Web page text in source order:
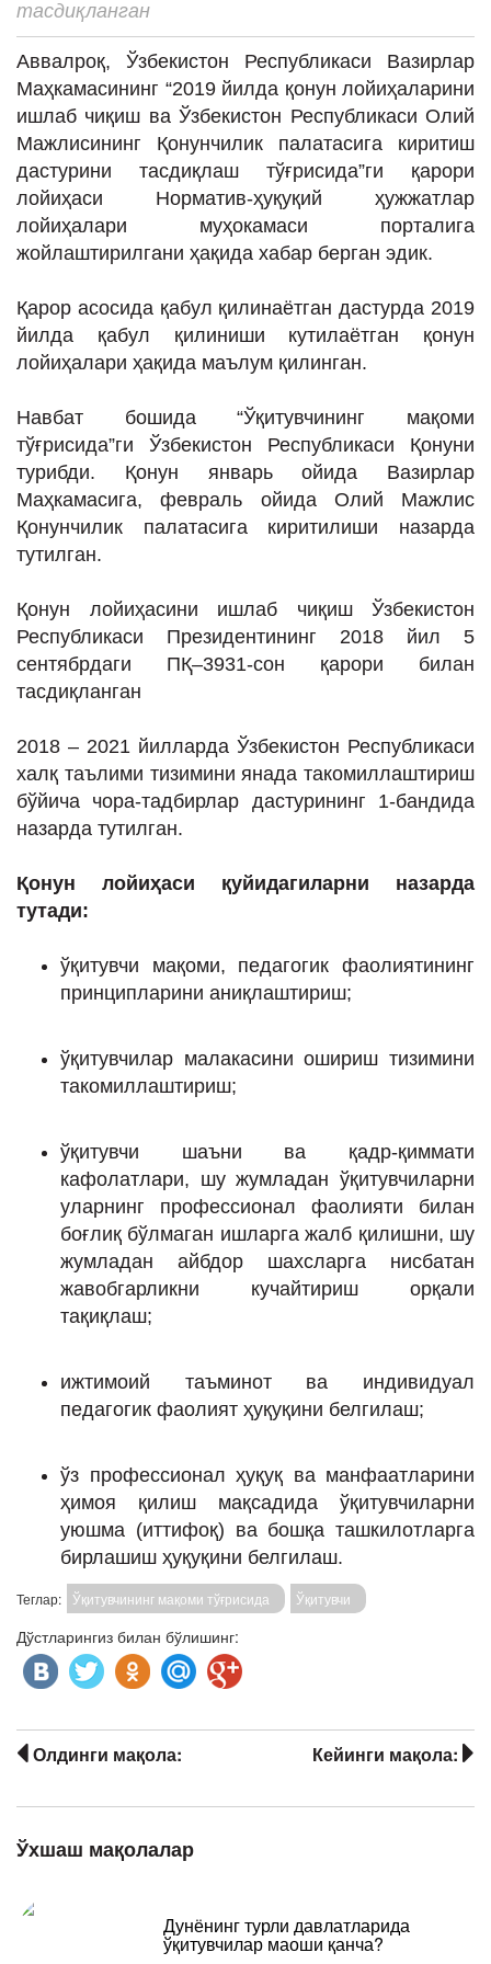
ИНТЕРВЬЮ
ЛОЙИҲАЛАР
Таҳлил
Саломатлик
Бу қизиқ
Реклама
СПОРТ
ТЕХНОЛОГИЯ
тасдиқланган
Аввалроқ, Ўзбекистон Республикаси Вазирлар
Маҳкамасининг “2019 йилда қонун лойиҳаларини
ишлаб чиқиш ва Ўзбекистон Республикаси Олий
Мажлисининг Қонунчилик палатасига киритиш
дастурини тасдиқлаш тўғрисида”ги қарори
лойиҳаси Норматив-ҳуқуқий ҳужжатлар
лойиҳалари муҳокамаси порталига
жойлаштирилгани ҳақида хабар берган эдик.
Қарор асосида қабул қилинаётган дастурда 2019
йилда қабул қилиниши кутилаётган қонун
лойиҳалари ҳақида маълум қилинган.
Навбат бошида “Ўқитувчининг мақоми
тўғрисида”ги Ўзбекистон Республикаси Қонуни
турибди. Қонун январь ойида Вазирлар
Маҳкамасига, февраль ойида Олий Мажлис
Қонунчилик палатасига киритилиши назарда
тутилган.
Қонун лойиҳасини ишлаб чиқиш Ўзбекистон
Республикаси Президентининг 2018 йил 5
сентябрдаги ПҚ–3931-сон қарори билан
тасдиқланган
2018 – 2021 йилларда Ўзбекистон Республикаси
халқ таълими тизимини янада такомиллаштириш
бўйича чора-тадбирлар дастурининг 1-бандида
назарда тутилган.
Қонун лойиҳаси қуйидагиларни назарда
тутади:
ўқитувчи мақоми, педагогик фаолиятининг
принципларини аниқлаштириш;
ўқитувчилар малакасини ошириш тизимини
такомиллаштириш;
ўқитувчи шаъни ва қадр-қиммати
кафолатлари, шу жумладан ўқитувчиларни
уларнинг профессионал фаолияти билан
боғлиқ бўлмаган ишларга жалб қилишни, шу
жумладан айбдор шахсларга нисбатан
жавобгарликни кучайтириш орқали
тақиқлаш;
ижтимоий таъминот ва индивидуал
педагогик фаолият ҳуқуқини белгилаш;
ўз профессионал ҳуқуқ ва манфаатларини
ҳимоя қилиш мақсадида ўқитувчиларни
уюшма (иттифоқ) ва бошқа ташкилотларга
бирлашиш ҳуқуқини белгилаш.
Теглар: Ўқитувчининг мақоми тўғрисида Ўқитувчи
Дўстларингиз билан бўлишинг:
Кейинги мақола:
Олдинги мақола:
Ўхшаш мақолалар
Дунёнинг турли давлатларида
ўқитувчилар маоши қанча?